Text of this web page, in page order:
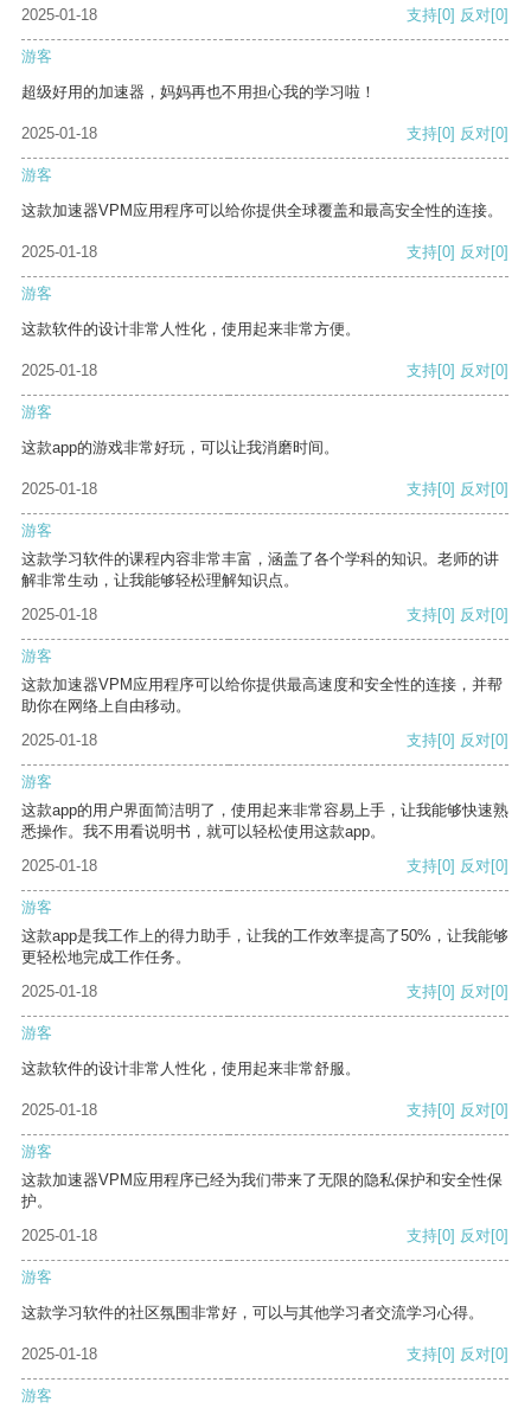
2025-01-18 支持[0] 反对[0]
游客
超级好用的加速器，妈妈再也不用担心我的学习啦！
2025-01-18 支持[0] 反对[0]
游客
这款加速器VPM应用程序可以给你提供全球覆盖和最高安全性的连接。
2025-01-18 支持[0] 反对[0]
游客
这款软件的设计非常人性化，使用起来非常方便。
2025-01-18 支持[0] 反对[0]
游客
这款app的游戏非常好玩，可以让我消磨时间。
2025-01-18 支持[0] 反对[0]
游客
这款学习软件的课程内容非常丰富，涵盖了各个学科的知识。老师的讲
解非常生动，让我能够轻松理解知识点。
2025-01-18
支持[0] 反对[0]
游客
这款加速器VPM应用程序可以给你提供最高速度和安全性的连接，并帮
助你在网络上自由移动。
2025-01-18
支持[0] 反对[0]
游客
这款app的用户界面简洁明了，使用起来非常容易上手，让我能够快速熟
悉操作。我不用看说明书，就可以轻松使用这款app。
2025-01-18
支持[0] 反对[0]
游客
这款app是我工作上的得力助手，让我的工作效率提高了50%，让我能够
更轻松地完成工作任务。
2025-01-18
支持[0] 反对[0]
游客
这款软件的设计非常人性化，使用起来非常舒服。
2025-01-18 支持[0] 反对[0]
游客
这款加速器VPM应用程序已经为我们带来了无限的隐私保护和安全性保
护。
2025-01-18
支持[0] 反对[0]
游客
这款学习软件的社区氛围非常好，可以与其他学习者交流学习心得。
2025-01-18 支持[0] 反对[0]
游客